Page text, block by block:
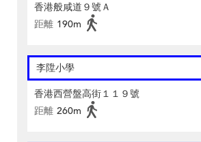
香港般咸道９號Ａ
距離 190m
李陞小學
香港西營盤高街１１９號
距離 260m